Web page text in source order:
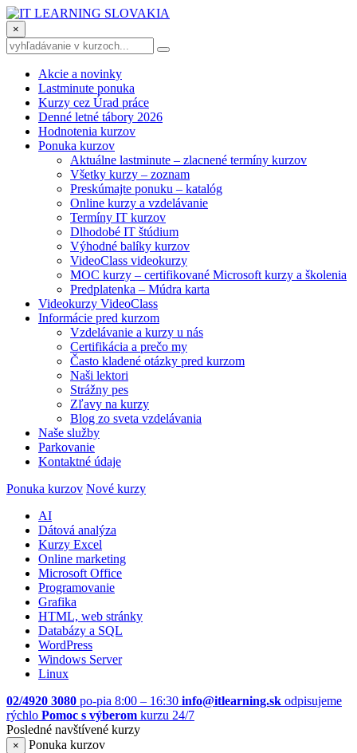
×
Akcie a novinky
Lastminute ponuka
Kurzy cez Úrad práce
Denné letné tábory 2026
Hodnotenia kurzov
Ponuka kurzov
Aktuálne lastminute – zlacnené termíny kurzov
Všetky kurzy – zoznam
Preskúmajte ponuku – katalóg
Online kurzy a vzdelávanie
Termíny IT kurzov
Dlhodobé IT štúdium
Výhodné balíky kurzov
VideoClass videokurzy
MOC kurzy – certifikované Microsoft kurzy a školenia
Predplatenka – Múdra karta
Videokurzy VideoClass
Informácie pred kurzom
Vzdelávanie a kurzy u nás
Certifikácia a prečo my
Často kladené otázky pred kurzom
Naši lektori
Strážny pes
Zľavy na kurzy
Blog zo sveta vzdelávania
Naše služby
Parkovanie
Kontaktné údaje
Ponuka kurzov Nové kurzy
AI
Dátová analýza
Kurzy Excel
Online marketing
Microsoft Office
Programovanie
Grafika
HTML, web stránky
Databázy a SQL
WordPress
Windows Server
Linux
02/4920 3080 po-pia 8:00 – 16:30 info@itlearning.sk odpisujeme
rýchlo Pomoc s výberom kurzu 24/7
Posledné navštívené kurzy
×
Ponuka kurzov